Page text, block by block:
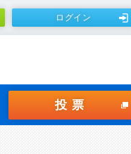
ログイン
投票